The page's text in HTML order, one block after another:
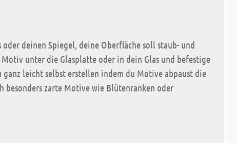
deinen Spiegel, deine Oberfläche soll staub- und
unter die Glasplatte oder in dein Glas und befestige
leicht selbst erstellen indem du Motive abpaust die
besonders zarte Motive wie Blütenranken oder